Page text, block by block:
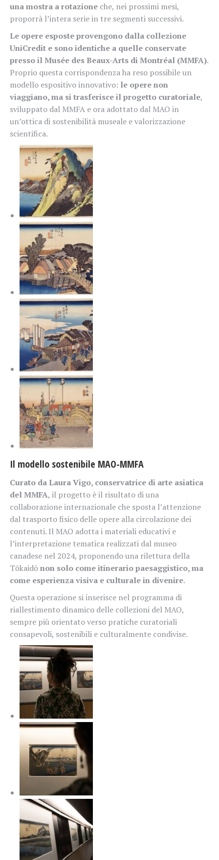
una mostra a rotazione che, nei prossimi mesi,
proporrà l’intera serie in tre segmenti successivi.
Le opere esposte provengono dalla collezione
UniCredit e sono identiche a quelle conservate
presso il Musée des Beaux-Arts di Montréal (MMFA).
Proprio questa corrispondenza ha reso possibile un
modello espositivo innovativo: le opere non
viaggiano, ma si trasferisce il progetto curatoriale,
sviluppato dal MMFA e ora adottato dal MAO in
un’ottica di sostenibilità museale e valorizzazione
scientifica.
Il modello sostenibile MAO-MMFA
Curato da Laura Vigo, conservatrice di arte asiatica
del MMFA, il progetto è il risultato di una
collaborazione internazionale che sposta l’attenzione
dal trasporto fisico delle opere alla circolazione dei
contenuti. Il MAO adotta i materiali educativi e
l’interpretazione tematica realizzati dal museo
canadese nel 2024, proponendo una rilettura della
Tōkaidō non solo come itinerario paesaggistico, ma
come esperienza visiva e culturale in divenire.
Questa operazione si inserisce nel programma di
riallestimento dinamico delle collezioni del MAO,
sempre più orientato verso pratiche curatoriali
consapevoli, sostenibili e culturalmente condivise.